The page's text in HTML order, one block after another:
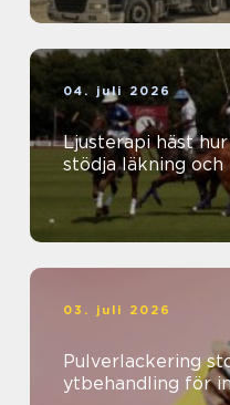
04. juli 2026
Ljusterapi häst hur infrarött ljus kan
stödja läkning
03. juli 2026
Pulverlackering
ytbehandling för